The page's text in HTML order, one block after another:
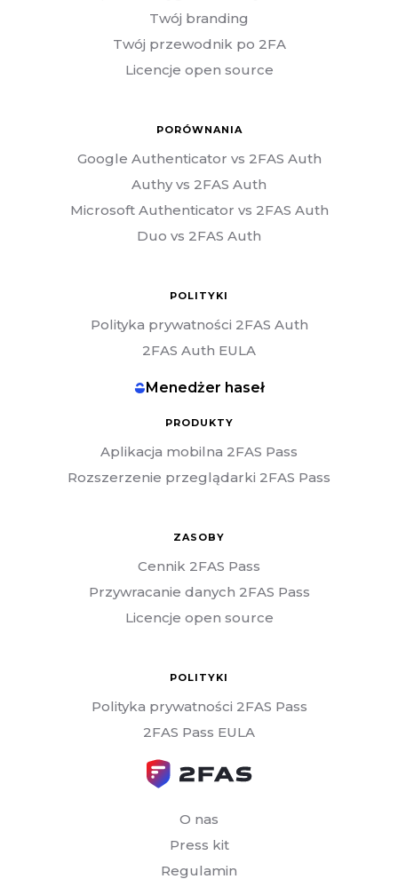
O nas
Press kit
Regulamin
Twój branding
Twój przewodnik po 2FA
Licencje open source
PORÓWNANIA
Google Authenticator vs 2FAS Auth
Authy vs 2FAS Auth
Microsoft Authenticator vs 2FAS Auth
Duo vs 2FAS Auth
POLITYKI
Polityka prywatności 2FAS Auth
2FAS Auth EULA
Menedżer haseł
PRODUKTY
Aplikacja mobilna 2FAS Pass
Rozszerzenie przeglądarki 2FAS Pass
ZASOBY
Cennik 2FAS Pass
Przywracanie danych 2FAS Pass
Licencje open source
POLITYKI
Polityka prywatności 2FAS Pass
2FAS Pass EULA